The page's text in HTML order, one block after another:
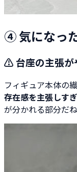
④ 気になっ
⚠️ 台座の主張が
フィギュア本体の
存在感を主張しす
が分かれる部分だね